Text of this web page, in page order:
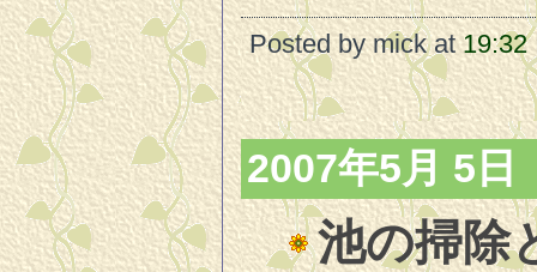
Posted by mick at19:32
2007年5月 5日
池の掃除